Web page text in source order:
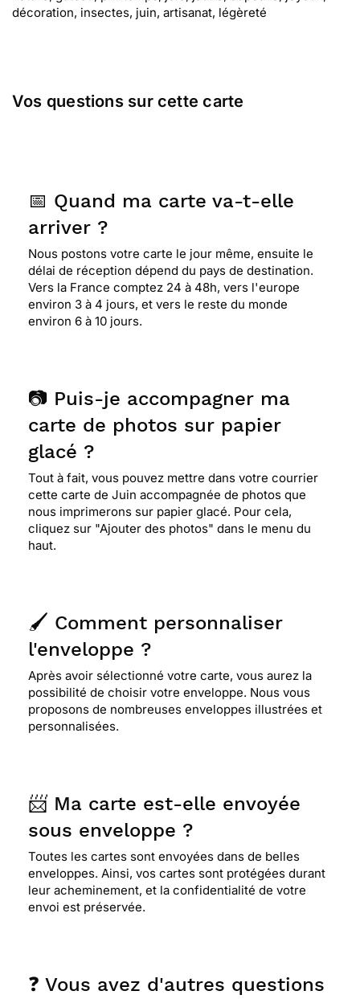
décoration, insectes, juin, artisanat, légèreté
Vos questions sur cette carte
📅 Quand ma carte va-t-elle
arriver ?
Nous postons votre carte le jour même, ensuite le
délai de réception dépend du pays de destination.
Vers la France comptez 24 à 48h, vers l'europe
environ 3 à 4 jours, et vers le reste du monde
environ 6 à 10 jours.
📷 Puis-je accompagner ma
carte de photos sur papier
glacé ?
Tout à fait, vous pouvez mettre dans votre courrier
cette carte de Juin accompagnée de photos que
nous imprimerons sur papier glacé. Pour cela,
cliquez sur "Ajouter des photos" dans le menu du
haut.
🖌️ Comment personnaliser
l'enveloppe ?
Après avoir sélectionné votre carte, vous aurez la
possibilité de choisir votre enveloppe. Nous vous
proposons de nombreuses enveloppes illustrées et
personnalisées.
📨 Ma carte est-elle envoyée
sous enveloppe ?
Toutes les cartes sont envoyées dans de belles
enveloppes. Ainsi, vos cartes sont protégées durant
leur acheminement, et la confidentialité de votre
envoi est préservée.
❓ Vous avez d'autres questions